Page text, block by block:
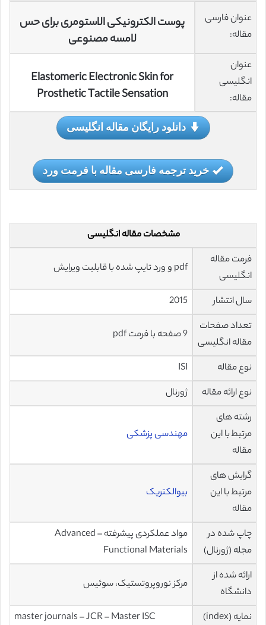
عنوان فارسی
مقاله:
پوست الکترونیکی الاستومری برای حس
لامسه مصنوعی
عنوان
انگلیسی
مقاله:
Elastomeric Electronic Skin for
Prosthetic Tactile Sensation
دانلود رایگان مقاله انگلیسی
خرید ترجمه فارسی مقاله با فرمت ورد
مشخصات مقاله انگلیسی
فرمت مقاله
انگلیسی
pdf و ورد تایپ شده با قابلیت ویرایش
سال انتشار
2015
تعداد صفحات
مقاله انگلیسی
9 صفحه با فرمت pdf
نوع مقاله
ISI
نوع ارائه مقاله
ژورنال
رشته های
مرتبط با این
مقاله
مهندسی پزشکی
گرایش های
مرتبط با این
مقاله
بیوالکتریک
چاپ شده در
مجله (ژورنال)
مواد عملکردی پیشرفته – Advanced
Functional Materials
ارائه شده از
دانشگاه
مركز نوروپروتستیک، سوئیس
نمایه (index) master journals – JCR – Master ISC